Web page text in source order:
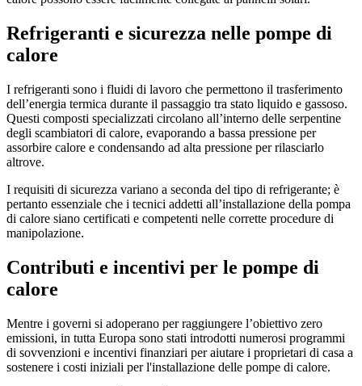
Refrigeranti e sicurezza nelle pompe di
calore
I refrigeranti sono i fluidi di lavoro che permettono il trasferimento
dell’energia termica durante il passaggio tra stato liquido e gassoso.
Questi composti specializzati circolano all’interno delle serpentine
degli scambiatori di calore, evaporando a bassa pressione per
assorbire calore e condensando ad alta pressione per rilasciarlo
altrove.
I requisiti di sicurezza variano a seconda del tipo di refrigerante; è
pertanto essenziale che i tecnici addetti all’installazione della pompa
di calore siano certificati e competenti nelle corrette procedure di
manipolazione.
Contributi e incentivi per le pompe di
calore
Mentre i governi si adoperano per raggiungere l’obiettivo zero
emissioni, in tutta Europa sono stati introdotti numerosi programmi
di sovvenzioni e incentivi finanziari per aiutare i proprietari di casa a
sostenere i costi iniziali per l'installazione delle pompe di calore.